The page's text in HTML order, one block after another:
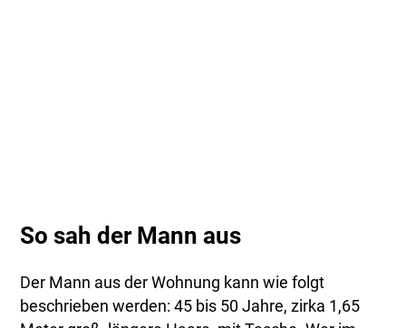
So sah der Mann aus
Der Mann aus der Wohnung kann wie folgt
beschrieben werden: 45 bis 50 Jahre, zirka 1,65